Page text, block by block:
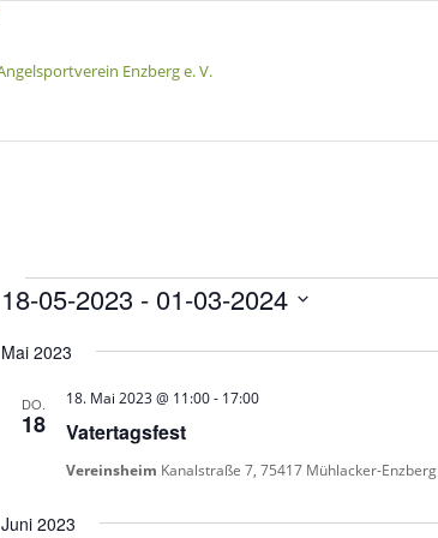
Veranstaltungen
18-05-2023 - 01-03-2024
wählen.
Mai 2023
DO.
18 Vatertagsfest
18. Mai 2023 @ 11:00- 17:00
Vereinsheim Kanalstraße 7, 75417 Mühlacker-Enzberg
Juni 2023